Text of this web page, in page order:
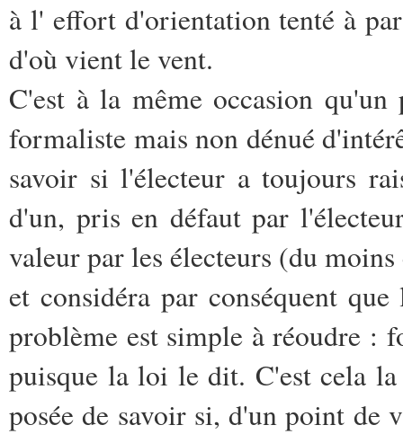
à l' effort d'orientation tenté à
d'où vient le vent.
C'est à la même occasion qu'un
formaliste mais non dénué
savoir si l'électeur a toujours
d'un, pris en défaut par
valeur par les électeurs (du
et considéra par conséquent
problème est simple à réoudre :
puisque la loi le dit. C'est cela la
posée de savoir si, d'un point de